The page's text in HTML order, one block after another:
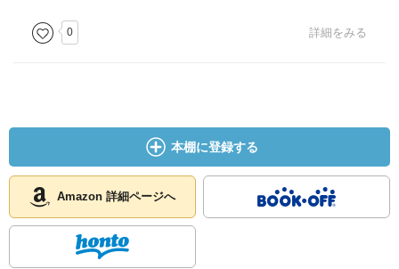
0 詳細をみる
本棚に登録する
Amazon 詳細ページへ